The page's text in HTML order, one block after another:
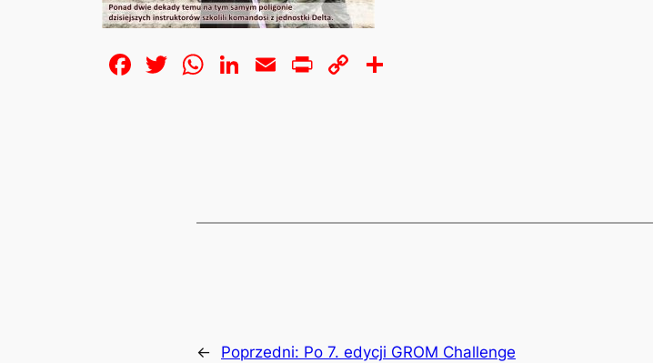
Facebook
Twitter
WhatsApp
LinkedIn
EmailPrintCopy
← Poprzedni: Po 7. edycji GROM Challenge